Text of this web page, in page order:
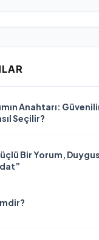
Anahtarı:
Seçilir?
Bir Yorum,